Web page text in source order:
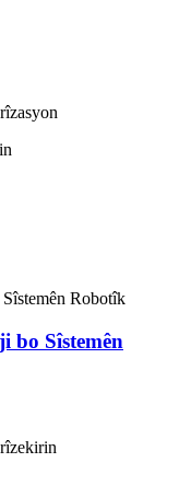
bo Sîstemên